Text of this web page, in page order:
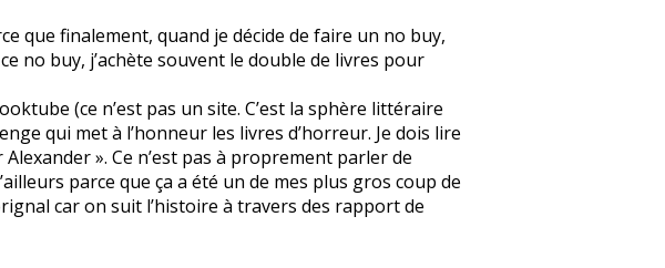
que finalement, quand je décide de faire un no buy,
no buy, j’achète souvent le double de livres pour
(ce n’est pas un site. C’est la sphère littéraire
qui met à l’honneur les livres d’horreur. Je dois lire
». Ce n’est pas à proprement parler de
parce que ça a été un de mes plus gros coup de
car on suit l’histoire à travers des rapport de